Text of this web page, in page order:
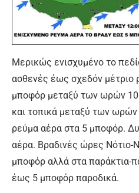
Μερικώς ενισχυμένο το
ασθενές έως σχεδόν
μποφόρ μεταξύ των ωρών
και τοπικά μεταξύ των
ρεύμα αέρα στα 5 μποφόρ.
αέρα. Βραδινές ώρες Νότιο-
μποφόρ αλλά στα παράκτια-
έως 5 μποφόρ παροδικά.